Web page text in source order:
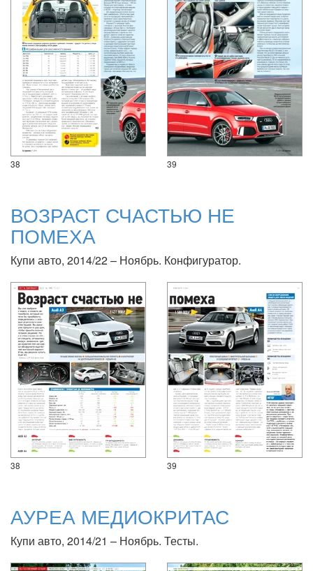
38 39
ВОЗРАСТ СЧАСТЬЮ НЕ
ПОМЕХА
Купи авто, 2014/22 – Ноябрь. Конфигуратор.
38 39
АУРЕА МЕДИОКРИТАС
Купи авто, 2014/21 – Ноябрь. Тесты.